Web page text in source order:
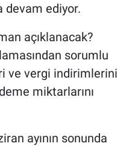
devam ediyor.
açıklanacak?
sorumlu
ve vergi indirimlerini
miktarlarını
ayının sonunda